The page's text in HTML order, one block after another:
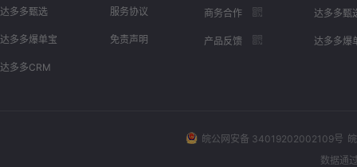
达多多甄选
达多多爆单宝
达多多CRM
服务协议
免责声明
商务合作
产品反馈
达多多甄
达多多爆
皖公网安备 34019202002109号
数据通